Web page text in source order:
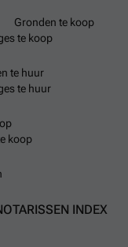
Gronden te koop
te koop
te huur
te huur
koop
INDEX